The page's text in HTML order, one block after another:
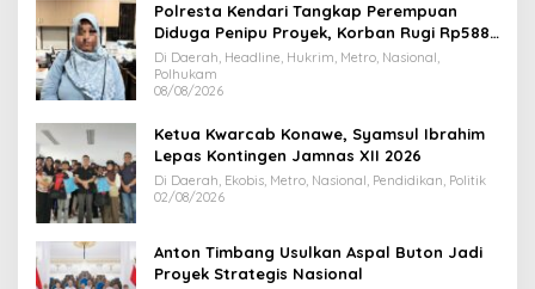
Polresta Kendari Tangkap Perempuan
Diduga Penipu Proyek, Korban Rugi Rp588,1
Juta
Di Daerah, Headline, Hukrim, Metro, Nasional,
Polhukam
08/08/2026
Ketua Kwarcab Konawe, Syamsul Ibrahim
Lepas Kontingen Jamnas XII 2026
Di Daerah, Ekobis, Metro, Nasional, Pendidikan, Politik
02/08/2026
Anton Timbang Usulkan Aspal Buton Jadi
Proyek Strategis Nasional